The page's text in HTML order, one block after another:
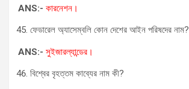
ANS:- কারনেশন।
ফেডারেল অ্যাসেম্বলি কোন দেশের আইন পরিষদের নাম?
ANS:- সুইজারল্যান্ডের।
বিশ্বের বৃহত্তম কাব্যের নাম কী?